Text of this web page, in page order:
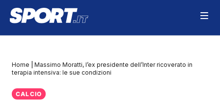
Home
Massimo Moratti, l’ex presidente dell’Inter ricoverato in
terapia intensiva: le sue condizioni
CALCIO